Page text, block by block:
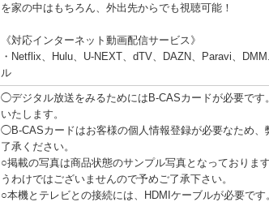
を家の中はもちろん、外出先からでも視聴可能！
《対応インターネット動画配信サービス》
・Netflix、Hulu、U-NEXT、dTV、DAZN、Paravi、
ル
◯デジタル放送をみるためにはB-CASカードが必要です
いたします。
◯B-CASカードはお客様の個人情報登録が必要なため、
了承ください。
○掲載の写真は商品状態のサンプル写真となっておりま
うわけではございませんので予めご了承下さい。
○本機とテレビとの接続には、HDMIケーブルが必要です